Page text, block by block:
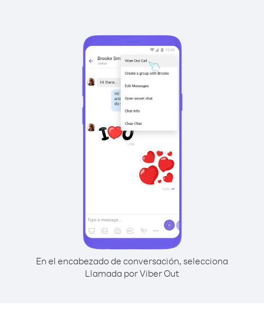
En el encabezado de conversación, selecciona
Llamada por Viber Out